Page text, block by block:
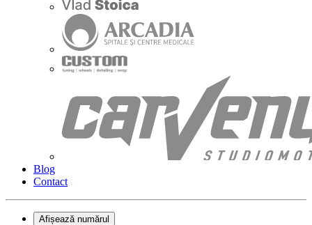
Blog
Contact
Afișează numărul